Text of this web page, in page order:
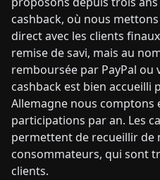
cashback, où nous
direct avec les clients
remise de savi, mais au
remboursée par PayPal ou
cashback est bien accueilli
Allemagne nous
participations par an. Les
permettent de recueillir de
consommateurs, qui sont
clients.